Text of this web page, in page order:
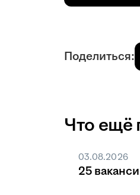
Поделиться:
Что ещё
03.08.2026
25